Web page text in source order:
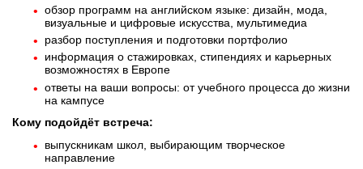
обзор программ на английском языке: дизайн, мода,
визуальные и цифровые искусства, мультимедиа
разбор поступления и подготовки портфолио
информация о стажировках, стипендиях и карьерных
возможностях в Европе
ответы на ваши вопросы: от учебного процесса до жизни
на кампусе
Кому подойдёт встреча:
выпускникам школ, выбирающим творческое
направление